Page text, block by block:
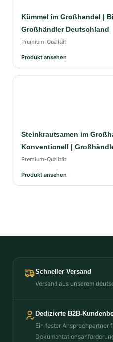
Kümmel im Großhandel |
Großhändler Deutschland
Premium-Qualität
Produkt ansehen
Steinkrautsamen im
Konventionell |
Premium-Qualität
Produkt ansehen
Schneller Versand
Versand aus unserem
Dedizierte B2B-
Ein fester Ansprechpartner